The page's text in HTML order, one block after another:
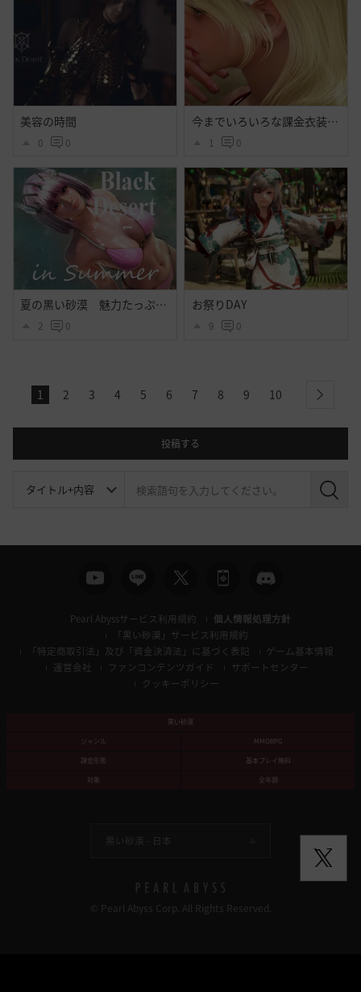
美容の時間
0 0
今までいろいろな課金衣装出てそれなりに好きだったけど今回程心奪われた衣装はなかったよ・・大好きだよシトラス・・ハイセンス過ぎるよ黒砂漠☝️ぃえーぃ！
1 0
夏の黒い砂漠 魅力たっぷりシトラス衣装のｓｓ その２
2 0
お祭りDAY
9 0
1 2 3 4 5 6 7 8 9 10 next
投稿する
検
Pearl Abyssサービス利用規約
個人情報処理方針
「黒い砂漠」サービス利用規約
「特定商取引法」及び「資金決済法」に基づく表記
ゲーム基本情報
運営会社
ファンコンテンツガイド
サポートセンター
クッキーポリシー
黒い砂漠
ジャンル
MMORPG
課金形態
基本プレイ無料
対象
全年齢
黒い砂漠 - 日本
© Pearl Abyss Corp. All Rights Reserved.